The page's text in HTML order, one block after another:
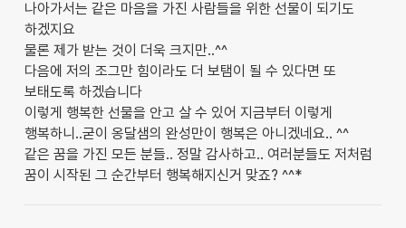
나아가서는 같은 마음을 가진 사람들을 위한 선물이 되기도
하겠지요
물론 제가 받는 것이 더욱 크지만..^^
다음에 저의 조그만 힘이라도 더 보탬이 될 수 있다면 또
보태도록 하겠습니다
이렇게 행복한 선물을 안고 살 수 있어 지금부터 이렇게
행복하니..굳이 옹달샘의 완성만이 행복은 아니겠네요.. ^^
같은 꿈을 가진 모든 분들.. 정말 감사하고.. 여러분들도 저처럼
꿈이 시작된 그 순간부터 행복해지신거 맞죠? ^^*